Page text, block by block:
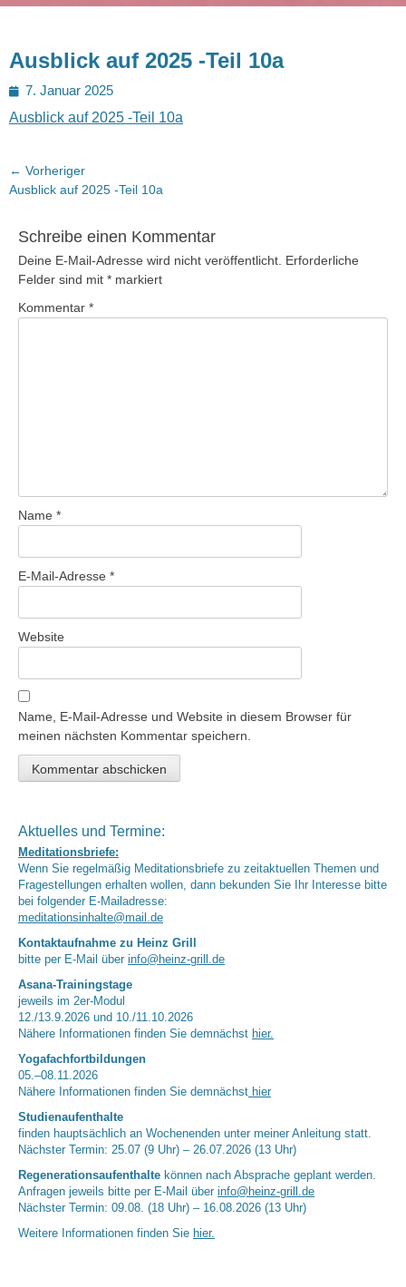
Ausblick auf 2025 -Teil 10a
Posted
on
7. Januar 2025
Ausblick auf 2025 -Teil 10a
Beitragsnavigation
← Vorheriger
Vorheriger
Ausblick auf 2025 -Teil 10a
Schreibe einen Kommentar
Deine E-Mail-Adresse wird nicht veröffentlicht. Erforderliche
Felder sind mit * markiert
Kommentar *
Name *
E-Mail-Adresse *
Website
Name, E-Mail-Adresse und Website in diesem Browser für
meinen nächsten Kommentar speichern.
Aktuelles und Termine:
Meditationsbriefe:
Wenn Sie regelmäßig Meditationsbriefe zu zeitaktuellen Themen und
Fragestellungen erhalten wollen, dann bekunden Sie Ihr Interesse bitte
bei folgender E-Mailadresse:
meditationsinhalte@mail.de
Kontaktaufnahme zu Heinz Grill
bitte per E-Mail über info@heinz-grill.de
Asana-Trainingstage
jeweils im 2er-Modul
12./13.9.2026 und 10./11.10.2026
Nähere Informationen finden Sie demnächst hier.
Yogafachfortbildungen
05.–08.11.2026
Nähere Informationen finden Sie demnächst hier
Studienaufenthalte
finden hauptsächlich an Wochenenden unter meiner Anleitung statt.
Nächster Termin: 25.07 (9 Uhr) – 26.07.2026 (13 Uhr)
Regenerationsaufenthalte können nach Absprache geplant werden.
Anfragen jeweils bitte per E-Mail über info@heinz-grill.de
Nächster Termin: 09.08. (18 Uhr) – 16.08.2026 (13 Uhr)
Weitere Informationen finden Sie hier.